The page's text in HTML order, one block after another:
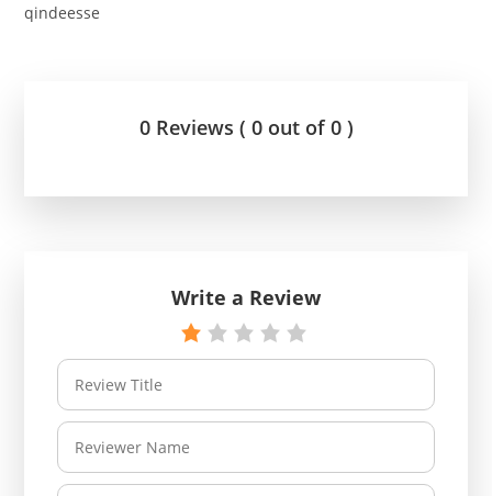
qindeesse
0 Reviews ( 0 out of 0 )
Write a Review